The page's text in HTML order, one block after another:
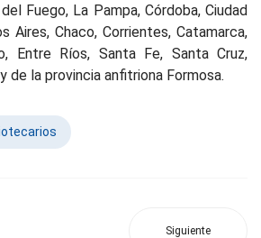
Fuego, La Pampa, Córdoba, Ciudad
Aires, Chaco, Corrientes, Catamarca,
Entre Ríos, Santa Fe, Santa Cruz,
de la provincia anfitriona Formosa.
Siguiente